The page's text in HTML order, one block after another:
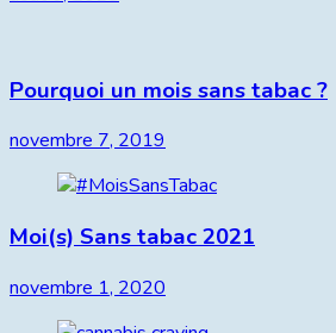
Pourquoi un mois sans tabac ?
novembre 7, 2019
Moi(s) Sans tabac 2021
novembre 1, 2020